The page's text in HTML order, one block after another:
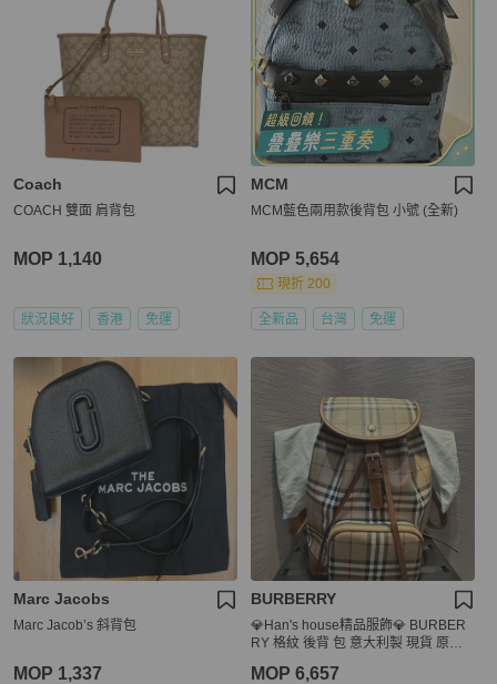
Coach
COACH 雙面 肩背包
MOP 1,140
狀況良好 香港 免運
MCM
MCM藍色兩用款後背包 小號 (全新)
MOP 5,654
現折 200
全新品 台灣 免運
Marc Jacobs
Marc Jacob’s 斜背包
MOP 1,337
BURBERRY
💎Han's house精品服飾💎 BURBER
RY 格紋 後背 包 意大利製 現貨 原價6
MOP 6,657